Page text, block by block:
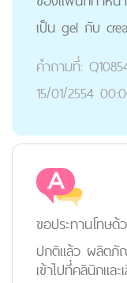
เป็น gel กับ
คำถามที่:
15/01/2554
ขอประทานโทษด้
ปกติแล้ว ผลิตภั
เข้าไปที่คลินิกและ